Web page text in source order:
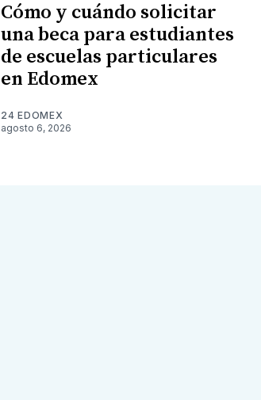
Cómo y cuándo solicitar
una beca para estudiantes
de escuelas particulares
en Edomex
24 EDOMEX
agosto 6, 2026